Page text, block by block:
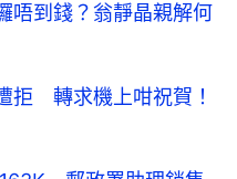
唔到錢？翁靜晶親解何
拒 轉求機上咁祝賀！